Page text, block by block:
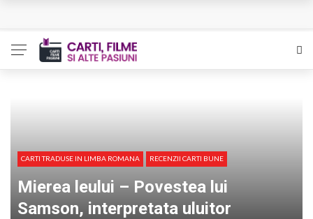
Bolla – O iubire interzisa din Pristina
CARTI TRADUSE IN LIMBA ROMANA RECENZII CARTI BUNE
Mierea leului – Povestea lui
Samson, interpretata uluitor